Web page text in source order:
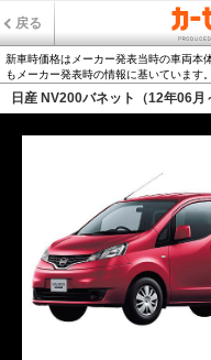
戻る
新車時価格はメーカー発表当時の車両本
もメーカー発表時の情報に基いています。
日産 NV200バネット（12年06